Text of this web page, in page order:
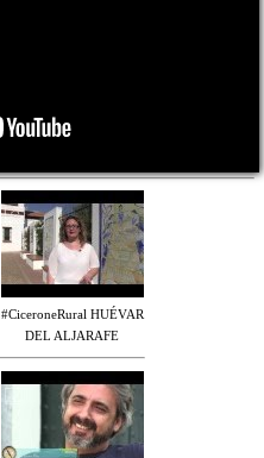
#CiceroneRural HUÉVAR
DEL ALJARAFE